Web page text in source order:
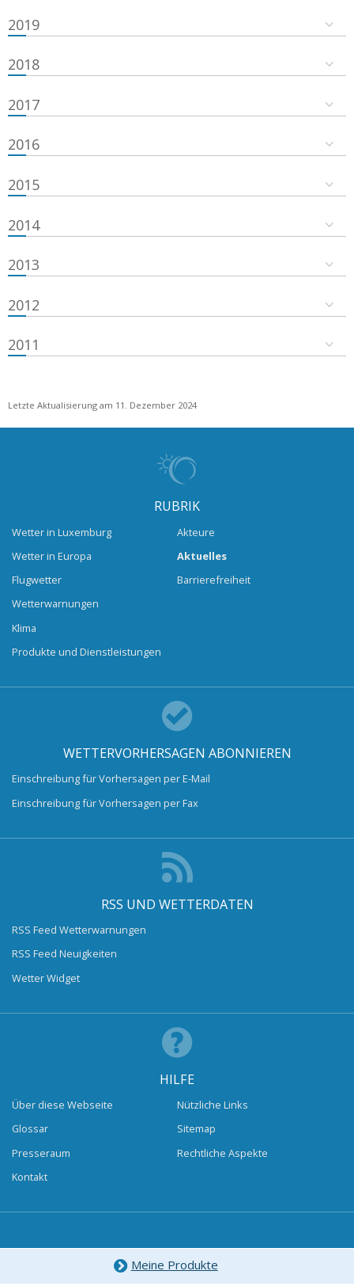
2019
2018
2017
2016
2015
2014
2013
2012
2011
Letzte Aktualisierung am 11. Dezember 2024
RUBRIK
Wetter in Luxemburg
Wetter in Europa
Flugwetter
Wetterwarnungen
Klima
Produkte und Dienstleistungen
Akteure
Aktuelles
Barrierefreiheit
WETTERVORHERSAGEN ABONNIEREN
Einschreibung für Vorhersagen per E-Mail
Einschreibung für Vorhersagen per Fax
RSS UND WETTERDATEN
RSS Feed Wetterwarnungen
RSS Feed Neuigkeiten
Wetter Widget
HILFE
Über diese Webseite
Glossar
Presseraum
Kontakt
Nützliche Links
Sitemap
Rechtliche Aspekte
Meine Produkte